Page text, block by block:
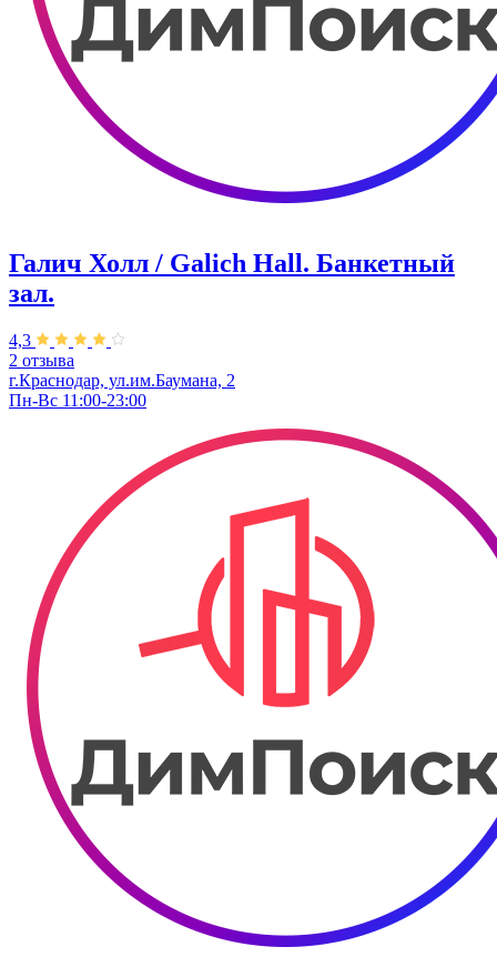
Галич Холл / Galich Hall. Банкетный
зал.
4,3
2 отзыва
г.Краснодар, ул.им.Баумана, 2
Пн-Вс 11:00-23:00